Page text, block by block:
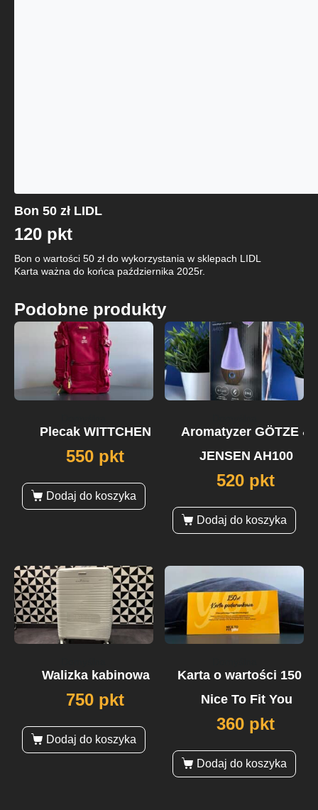
Bon 50 zł LIDL
120 pkt
Bon o wartości 50 zł do wykorzystania w sklepach LIDL
Karta ważna do końca października 2025r.
Podobne produkty
Plecak WITTCHEN
550 pkt
Dodaj do koszyka
Aromatyzer GÖTZE &
JENSEN AH100
520 pkt
Dodaj do koszyka
Walizka kabinowa
750 pkt
Dodaj do koszyka
Karta o wartości 150 zł
Nice To Fit You
360 pkt
Dodaj do koszyka